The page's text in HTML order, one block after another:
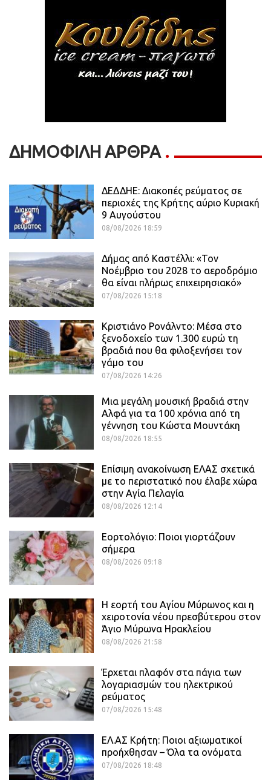
ΔΗΜΟΦΙΛΗ ΑΡΘΡΑ
ΔΕΔΔΗΕ: Διακοπές ρεύματος σε
περιοχές της Κρήτης αύριο Κυριακή
9 Αυγούστου
08/08/2026 18:59
Δήμας από Καστέλλι: «Τον
Νοέμβριο του 2028 το αεροδρόμιο
θα είναι πλήρως επιχειρησιακό»
07/08/2026 15:18
Κριστιάνο Ρονάλντο: Μέσα στο
ξενοδοχείο των 1.300 ευρώ τη
βραδιά που θα φιλοξενήσει τον
γάμο του
07/08/2026 14:26
Μια μεγάλη μουσική βραδιά στην
Αλφά για τα 100 χρόνια από τη
γέννηση του Κώστα Μουντάκη
08/08/2026 18:55
Επίσιμη ανακοίνωση ΕΛΑΣ σχετικά
με το περιστατικό που έλαβε χώρα
στην Αγία Πελαγία
08/08/2026 12:14
Εορτολόγιο: Ποιοι γιορτάζουν
σήμερα
08/08/2026 09:18
Η εορτή του Αγίου Μύρωνος και η
χειροτονία νέου πρεσβύτερου στον
Άγιο Μύρωνα Ηρακλείου
08/08/2026 21:58
Έρχεται πλαφόν στα πάγια των
λογαριασμών του ηλεκτρικού
ρεύματος
07/08/2026 15:48
ΕΛ.ΑΣ Κρήτη: Ποιοι αξιωματικοί
προήχθησαν – Όλα τα ονόματα
07/08/2026 18:48